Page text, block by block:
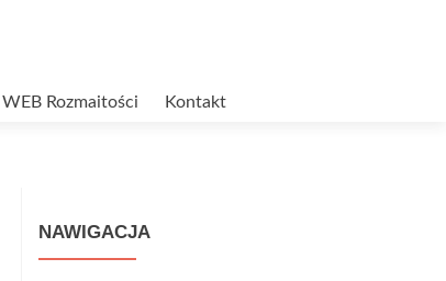
WEB Rozmaitości Kontakt
NAWIGACJA